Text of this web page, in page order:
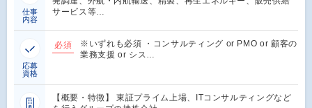
仕事
内容
サービス等…
応募
資格
必須
※いずれも必須 ・コンサルティング or PMO or 顧客の
業務支援 or シス…
【概要・特徴】 東証プライム上場、ITコンサルティングなど